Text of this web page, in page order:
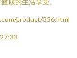
康的生活享受。
product/356.html